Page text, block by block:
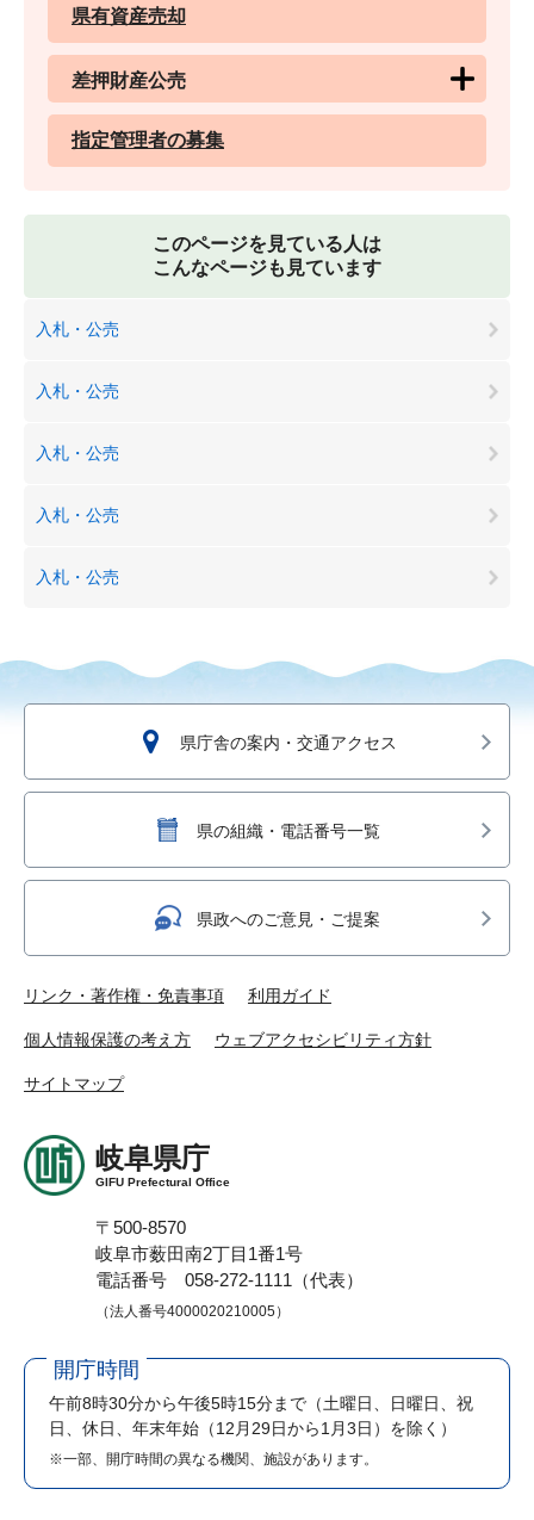
県有資産売却
差押財産公売
指定管理者の募集
このページを見ている人は
こんなページも見ています
入札・公売
入札・公売
入札・公売
入札・公売
入札・公売
県庁舎の案内・交通アクセス
県の組織・電話番号一覧
県政へのご意見・ご提案
リンク・著作権・免責事項 利用ガイド
個人情報保護の考え方 ウェブアクセシビリティ方針
サイトマップ
岐阜県庁
GIFU Prefectural Office
〒500-8570
岐阜市薮田南2丁目1番1号
電話番号 058-272-1111（代表）
（法人番号4000020210005）
開庁時間
午前8時30分から午後5時15分まで （土曜日、日曜日、祝
日、休日、年末年始（12月29日から1月3日）を除く）
※一部、開庁時間の異なる機関、施設があります。